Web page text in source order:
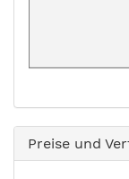
Preise und